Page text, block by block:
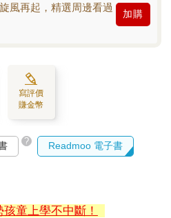
風再起，精選周邊看過
加購
寫評價
賺金幣
? Readmoo 電子書
童上學不中斷！